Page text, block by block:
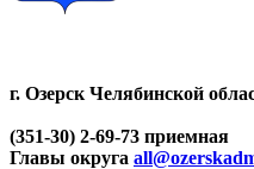
г. Озерск Челябинской
(351-30) 2-69-73 приемная
Главы округа